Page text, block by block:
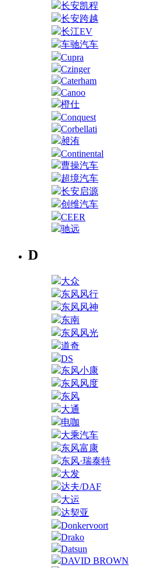
长安凯程
长安跨越
长江EV
车驰汽车
Cupra
Czinger
Caterham
Canoo
橙仕
Conquest
Corbellati
昶洧
Continental
曹操汽车
超境汽车
长安启源
创维汽车
CEER
驰远
D
大众
东风风行
东风风神
东南
东风风光
道奇
DS
东风小康
东风风度
东风
大通
电咖
大乘汽车
东风富康
东风·瑞泰特
大发
达夫/DAF
大运
达契亚
Donkervoort
Drako
Datsun
DAVID BROWN